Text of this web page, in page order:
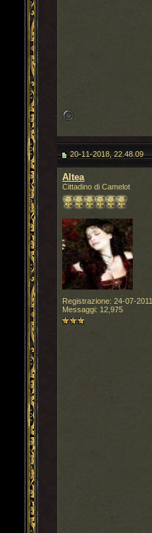
20-11-2018, 22.48.09
Altea
Cittadino di Camelot
Registrazione: 24-07-2011
Messaggi: 12,975